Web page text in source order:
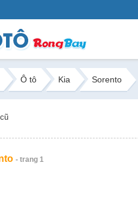
Ô tô Kia Sorento
- trang 1